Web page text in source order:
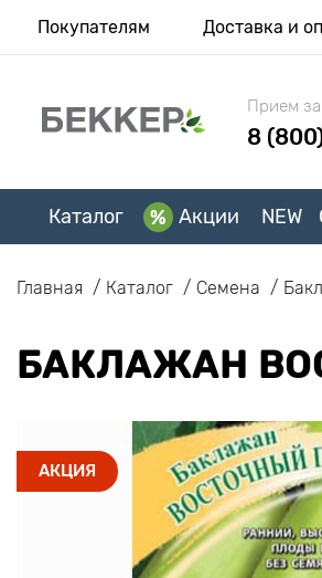
Покупателям Доставка и
Прием
8
Каталог Акции NEW
Главная Каталог Семена
БАКЛАЖАН
АКЦИЯ